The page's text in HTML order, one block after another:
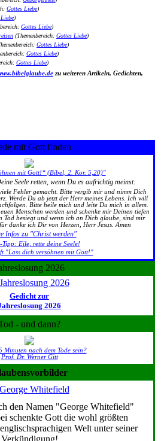
Gottes Liebe)
)
Gottes Liebe)
(Themenbereich: Gottes Liebe)
Gottes Liebe)
Gottes Liebe)
Gottes Liebe)
zu weiteren Artikeln, Gedichten,
mit Gott finden
mit Gott!“ (Bibel, 2. Kor. 5,20)"
Seele retten, wenn Du es aufrichtig meinst:
Fehler gemacht. Bitte vergib mir und nimm Dich
Werde Du ab jetzt der Herr meines Lebens. Ich will
Bitte heile mich und leite Du mich in allem.
Menschen werden und schenke mir Deinen tiefen
Tod besiegt und wenn ich an Dich glaube, sind mir
danke ich Dir von Herzen, Herr Jesus. Amen
Infos zu "Christ werden"
Tipp: Eile, rette deine Seele!
"Lass dich versöhnen mit Gott!"
2026
Gedicht zur
2026
- und dann?
Minuten nach dem Tode sein?
Prof. Dr. Werner Gitt
den Namen "George Whitefield"
schenkte Gott die wohl größten
Welt unter seiner
Verkündigung!